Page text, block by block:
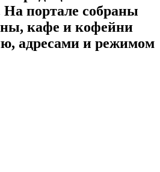
На портале собраны
кафе и кофейни
адресами и режимом